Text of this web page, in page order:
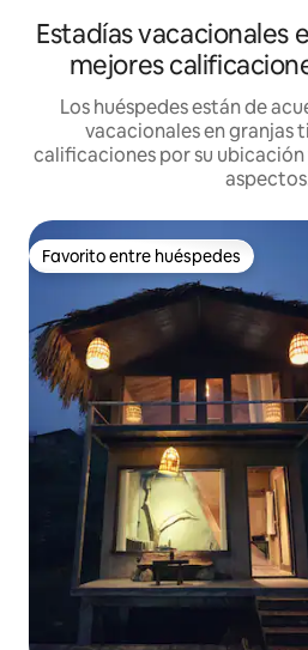
Estadías vacacionales
mejores
Los huéspedes están de
vacacionales en granjas
calificaciones por su
Favorito entre huéspedes
Favorito entre huéspedes